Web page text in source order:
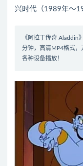
兴时代（1989年～
《阿拉丁传奇 Aladdin
分钟，高清MP4格式，
各种设备播放！